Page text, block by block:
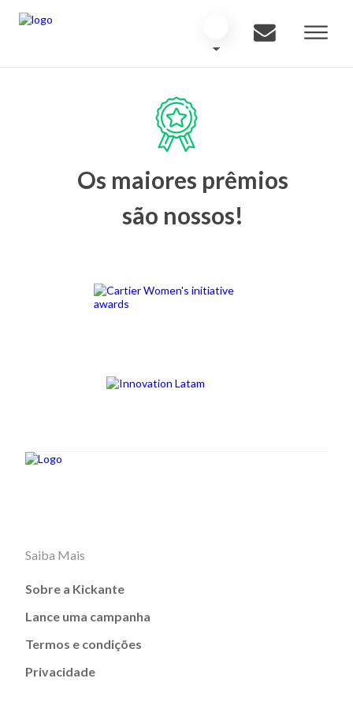
Os maiores prêmios
são nossos!
Saiba Mais
Sobre a Kickante
Lance uma campanha
Termos e condições
Privacidade